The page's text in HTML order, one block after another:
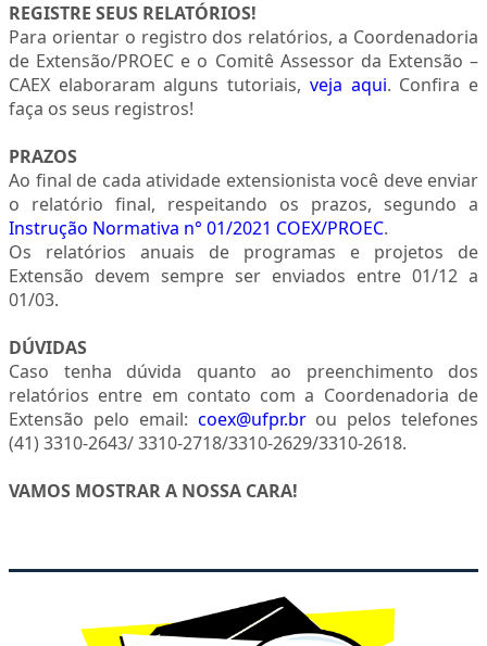
REGISTRE SEUS RELATÓRIOS!
Para orientar o registro dos relatórios, a Coordenadoria
de Extensão/PROEC e o Comitê Assessor da Extensão –
CAEX elaboraram alguns tutoriais, veja aqui. Confira e
faça os seus registros!
PRAZOS
Ao final de cada atividade extensionista você deve enviar
o relatório final, respeitando os prazos, segundo a
Instrução Normativa n° 01/2021 COEX/PROEC.
Os relatórios anuais de programas e projetos de
Extensão devem sempre ser enviados entre 01/12 a
01/03.
DÚVIDAS
Caso tenha dúvida quanto ao preenchimento dos
relatórios entre em contato com a Coordenadoria de
Extensão pelo email: coex@ufpr.brou pelos telefones
(41) 3310-2643/ 3310-2718/3310-2629/3310-2618.
VAMOS MOSTRAR A NOSSA CARA!